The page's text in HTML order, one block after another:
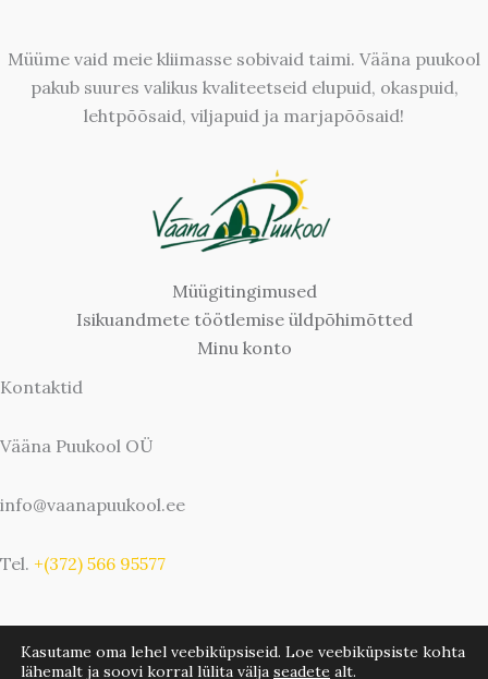
Müüme vaid meie kliimasse sobivaid taimi. Vääna puukool
pakub suures valikus kvaliteetseid elupuid, okaspuid,
lehtpõõsaid, viljapuid ja marjapõõsaid!
Müügitingimused
Isikuandmete töötlemise üldpõhimõtted
Minu konto
Kontaktid
Vääna Puukool OÜ
info@vaanapuukool.ee
Tel. +(372) 566 95577
Kasutame oma lehel veebiküpsiseid. Loe veebiküpsiste kohta
lähemalt ja soovi korral lülita välja seadete alt.